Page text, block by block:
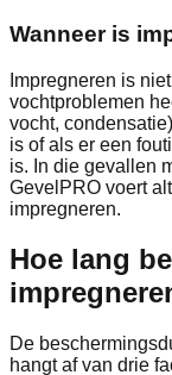
Wanneer is
Impregneren is
vochtproblemen
vocht,
is of als er een
is. In die gevallen
GevelPRO voert
impregneren.
Hoe lang
De
hangt af van drie